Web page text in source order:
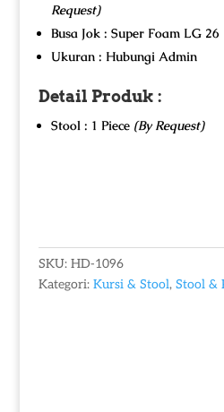
Request)
Busa Jok : Super Foam LG 26
Ukuran : Hubungi Admin
Detail Produk :
Stool : 1 Piece (By Request)
SKU: HD-1096
Kategori: Kursi & Stool, Stool &